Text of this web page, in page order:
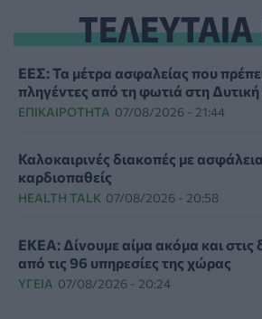
ΕΕΣ: Τα μέτρα ασφαλείας που
πληγέντες από τη φωτιά στη Δυτική
ΕΠΙΚΑΙΡΌΤΗΤΑ 07/08/2026 - 21:44
Καλοκαιρινές διακοπές με
καρδιοπαθείς
HEALTH TALK 07/08/2026 - 20:58
ΕΚΕΑ: Δίνουμε αίμα ακόμα και στις
από τις 96 υπηρεσίες της χώρας
ΥΓΕΊΑ 07/08/2026 - 20:24